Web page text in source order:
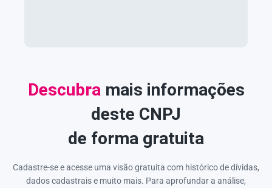
Descubramais informações
deste CNPJ
de forma gratuita
Cadastre-se e acesse uma visão gratuita com histórico de dívidas,
dados cadastrais e muito mais. Para aprofundar a análise,